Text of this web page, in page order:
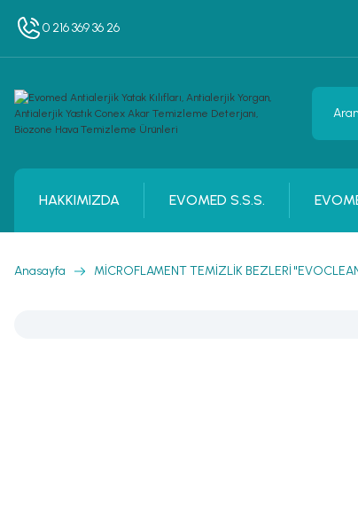
0 216 369 36 26
HAKKIMIZDA EVOMED S.S.S.
Anasayfa MİCROFLAMENT TEMİZLİK BEZLERİ